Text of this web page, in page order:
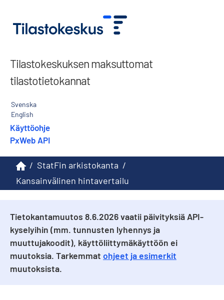
Tilastokeskuksen maksuttomat
tilastotietokannat
Svenska
English
Käyttöohje
PxWeb API
/ StatFin arkistokanta /
Kansainvälinen hintavertailu
Tietokantamuutos 8.6.2026 vaatii päivityksiä API-
kyselyihin (mm. tunnusten lyhennys ja
muuttujakoodit), käyttöliittymäkäyttöön ei
muutoksia. Tarkemmat ohjeet ja esimerkit
muutoksista.